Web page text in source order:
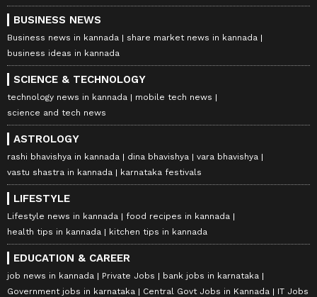
BUSINESS NEWS
Business news in kannada
share market news in kannada
business ideas in kannada
SCIENCE & TECHNOLOGY
technology news in kannada
mobile tech news
science and tech news
ASTROLOGY
rashi bhavishya in kannada dina bhavishya
vara bhavishya
vastu shastra in kannada
karnataka festivals
LIFESTYLE
Lifestyle news in kannada
food recipes in kannada
health tips in kannada
kitchen tips in kannada
EDUCATION & CAREER
job news in kannada Private Jobs
bank jobs in karnataka
Government jobs in karnataka
Central Govt Jobs in Kannada IT Jobs